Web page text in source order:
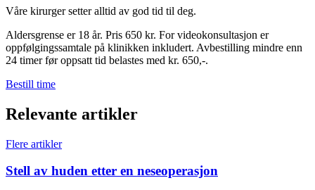
Våre kirurger setter alltid av god tid til deg.
Aldersgrense er 18 år. Pris 650 kr. For videokonsultasjon er
oppfølgingssamtale på klinikken inkludert. Avbestilling mindre enn
24 timer før oppsatt tid belastes med kr. 650,-.
Bestill time
Relevante artikler
Flere artikler
Stell av huden etter en neseoperasjon